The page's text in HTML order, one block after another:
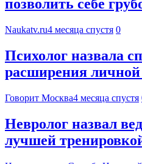
позволить себе
Naukatv.ru4 месяца спустя 0
Психолог назвала
расширения
Говорит Москва4 месяца спустя
Невролог назвал
лучшей